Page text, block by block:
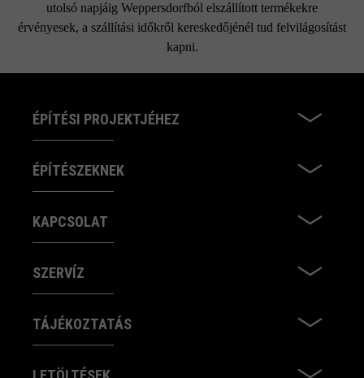
utolsó napjáig Weppersdorfból elszállított termékekre
érvényesek, a szállítási időkről kereskedőjénél tud felvilágosítást
kapni.
ÉPÍTÉSI PROJEKTJÉHEZ
ÉPÍTÉSZEKNEK
KAPCSOLAT
SZERVÍZ
TÁJÉKOZTATÁS